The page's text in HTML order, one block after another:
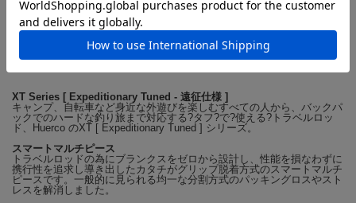
ックフィッシュ、中型回遊魚など
[Length] 6ft11inch / 2,108mm
[Taper] RegularFast
[Pieces] 4pcs
[Weight] 約185g
[Line] Mono 5～12lb / PE #1～#3
[Cast] min8g～max40g / best 10g～35g
[Drag Max] 3.0kg
XT Series [ Expeditionary Tuned - 遠征仕様 ]
キャンプ、自転車など身近な外遊びを楽しむすべての人から、バックパ
ックでのハードな釣り旅まで対応する?タフ?で?使える?トラベルロッ
ド、Huerco のXT [ Expeditionary Tuned ] シリーズ。
スマートマルチピース
トラベルロッドの為にブランクスをゼロから設計し、性能を損なわずに
携行性を追求し導き出したカタチがグリップ脱着方式のスマートマルチ
ピースです。一般的に見られる均一な分割方式のパッキングロスやスト
レスを解消しました。